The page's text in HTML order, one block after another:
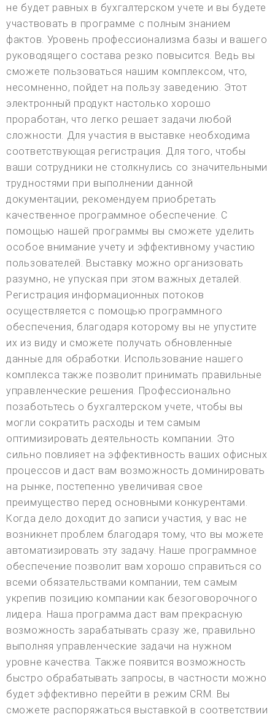
не будет равных в бухгалтерском учете и вы будете
участвовать в программе с полным знанием
фактов. Уровень профессионализма базы и вашего
руководящего состава резко повысится. Ведь вы
сможете пользоваться нашим комплексом, что,
несомненно, пойдет на пользу заведению. Этот
электронный продукт настолько хорошо
проработан, что легко решает задачи любой
сложности. Для участия в выставке необходима
соответствующая регистрация. Для того, чтобы
ваши сотрудники не столкнулись со значительными
трудностями при выполнении данной
документации, рекомендуем приобретать
качественное программное обеспечение. С
помощью нашей программы вы сможете уделить
особое внимание учету и эффективному участию
пользователей. Выставку можно организовать
разумно, не упуская при этом важных деталей.
Регистрация информационных потоков
осуществляется с помощью программного
обеспечения, благодаря которому вы не упустите
их из виду и сможете получать обновленные
данные для обработки. Использование нашего
комплекса также позволит принимать правильные
управленческие решения. Профессионально
позаботьтесь о бухгалтерском учете, чтобы вы
могли сократить расходы и тем самым
оптимизировать деятельность компании. Это
сильно повлияет на эффективность ваших офисных
процессов и даст вам возможность доминировать
на рынке, постепенно увеличивая свое
преимущество перед основными конкурентами.
Когда дело доходит до записи участия, у вас не
возникнет проблем благодаря тому, что вы можете
автоматизировать эту задачу. Наше программное
обеспечение позволит вам хорошо справиться со
всеми обязательствами компании, тем самым
укрепив позицию компании как безоговорочного
лидера. Наша программа даст вам прекрасную
возможность зарабатывать сразу же, правильно
выполняя управленческие задачи на нужном
уровне качества. Также появится возможность
быстро обрабатывать запросы, в частности можно
будет эффективно перейти в режим CRM. Вы
сможете распоряжаться выставкой в соответствии